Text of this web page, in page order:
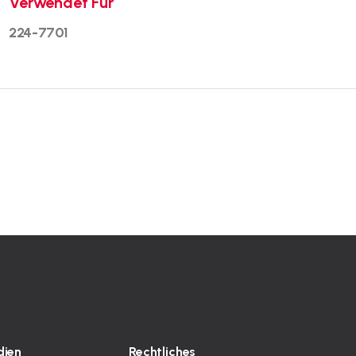
224-7701
Rechtliches